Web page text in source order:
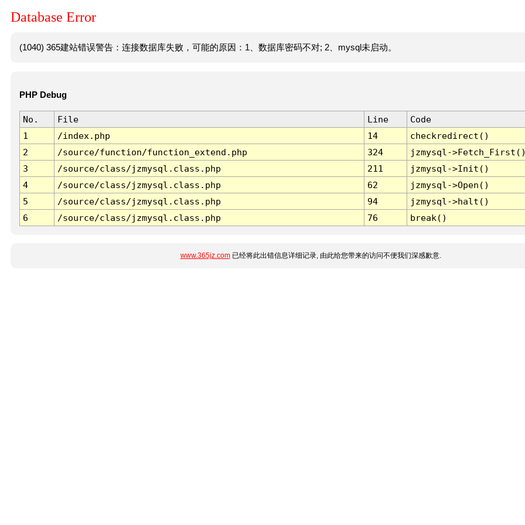
Database Error
(1040) 365建站错误警告：连接数据库失败，可能的原因：1、数据库密码不对; 2、mysql未启动。
PHP Debug
No. File Line
Code
1
/index.php 14
checkredirect()
2
/source/function/function_extend.php 324
jzmysql-
3
/source/class/jzmysql.class.php 211
jzmysql->Init()
4
/source/class/jzmysql.class.php 62
jzmysql->Open()
5
/source/class/jzmysql.class.php 94
jzmysql->halt()
6
/source/class/jzmysql.class.php 76 break()
www.365jz.com已经将此出错信息详细记录, 由此给您带来的访问不便我们深感歉意.